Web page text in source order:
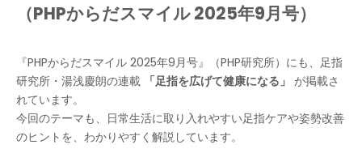
（PHPからだスマイル 2025年9月号）
『PHPからだスマイル 2025年9月号』（PHP研究所）にも、足指
研究所・湯浅慶朗の連載 「足指を広げて健康になる」 が掲載さ
れています。
今回のテーマも、日常生活に取り入れやすい足指ケアや姿勢改善
のヒントを、わかりやすく解説しています。